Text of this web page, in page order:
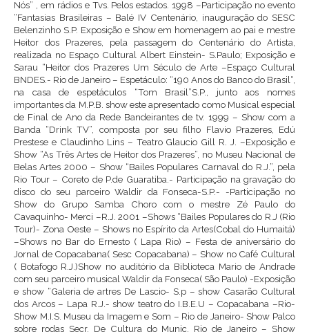
Nós” , em rádios e Tvs. Pelos estados. 1998 –Participação no evento
“Fantasias Brasileiras – Balé IV Centenário, inauguração do SESC
Belenzinho S.P. Exposição e Show em homenagem ao pai e mestre
Heitor dos Prazeres, pela passagem do Centenário do Artista,
realizada no Espaço Cultural Albert Einstein- S.Paulo; Exposição e
Sarau “Heitor dos Prazeres Um Século de Arte –Espaço Cultural
BNDES.- Rio de Janeiro – Espetáculo: “190 Anos do Banco do Brasil“,
na casa de espetáculos “Tom Brasil”S.P., junto aos nomes
importantes da M.P.B. show este apresentado como Musical especial
de Final de Ano da Rede Bandeirantes de tv. 1999 – Show com a
Banda “Drink TV”, composta por seu filho Flavio Prazeres, Edú
Prestese e Claudinho Lins – Teatro Glaucio Gill R. J. –Exposição e
Show “As Três Artes de Heitor dos Prazeres”, no Museu Nacional de
Belas Artes 2000 – Show “Bailes Populares Carnaval do R.J.”, pela
Rio Tour – Coreto de P.de Guaratiba.- Participação na gravação do
disco do seu parceiro Waldir da Fonseca-S.P.- -Participação no
Show do Grupo Samba Choro com o mestre Zé Paulo do
Cavaquinho- Merci –R.J. 2001 –Shows “Bailes Populares do R.J (Rio
Tour)- Zona Oeste – Shows no Espírito da Artes(Cobal do Humaitá)
–Shows no Bar do Ernesto ( Lapa Rio) – Festa de aniversário do
Jornal de Copacabana( Sesc Copacabana) – Show no Café Cultural
( Botafogo R.J.)Show no auditório da Biblioteca Mario de Andrade
com seu parceiro musical Waldir da Fonseca( São Paulo) -Exposição
e show “Galeria de artres De Lascio- S.p – show Casarão Cultural
dos Arcos – Lapa R.J.- show teatro do I.B.E.U – Copacabana –Rio-
Show M.I.S. Museu da Imagem e Som – Rio de Janeiro- Show Palco
sobre rodas Secr. De Cultura do Munic. Rio de Janeiro – Show